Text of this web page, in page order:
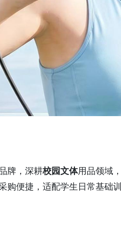
牌，深耕校园文体用品领域
购便捷，适配学生日常基础